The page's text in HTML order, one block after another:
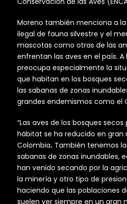
Moreno también menciona a
ilegal de fauna silvestre y el
mascotas como otras de las
enfrentan las aves en el país. A
preocupa especialmente la
que habitan en los bosques
las sabanas de zonas
grandes endemismos como el
“Las aves de los bosques
hábitat se ha reducido en gran
Colombia. También tenemos
sabanas de zonas inundables,
han venido secando por la
la minería y otro tipo de
haciendo que las poblaciones
suelen ver siempre en un gran